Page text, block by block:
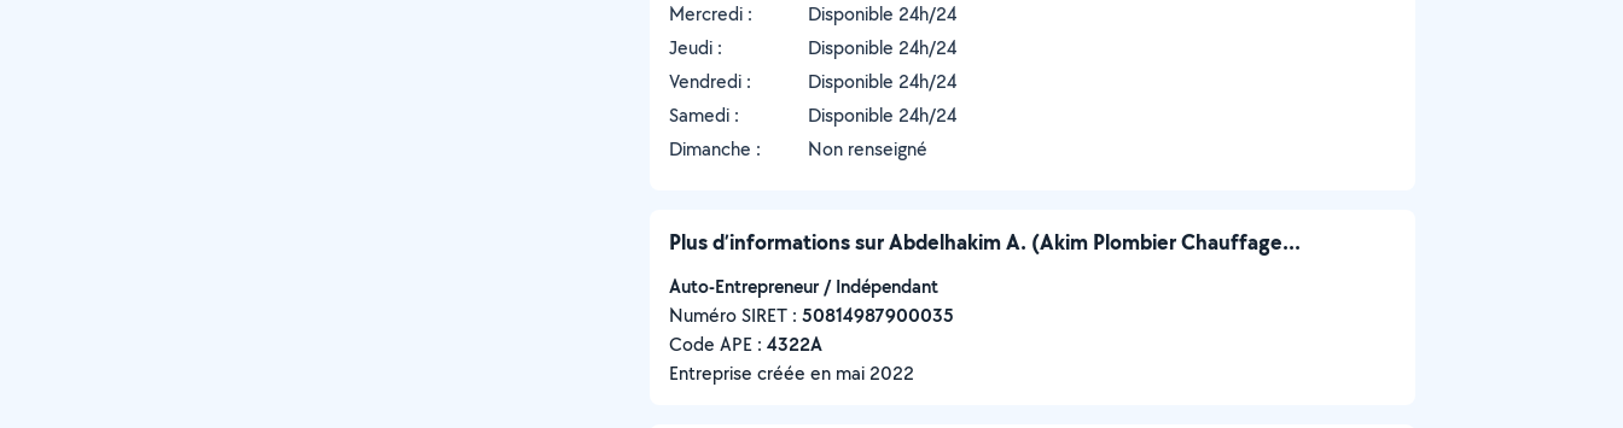
Mercredi :
Disponible 24h/24
Jeudi :
Disponible 24h/24
Vendredi :
Disponible 24h/24
Samedi :
Disponible 24h/24
Dimanche :
Non renseigné
Plus d’informations sur Abdelhakim A. (Akim Plombier Chauffage...
Auto-Entrepreneur / Indépendant
Numéro SIRET : ‍50814987900035
Code APE : 4322A
Entreprise créée en mai 2022